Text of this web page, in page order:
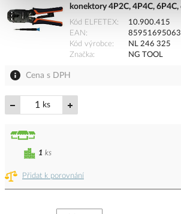
konektory 4P2C, 4P4C,
Kód ELFETEX
10.900.415
EAN
Kód výrobce
NL 246 325
Značka
NG TOOL
Cena s DPH
ks
Přidat k porovnání
1 ks